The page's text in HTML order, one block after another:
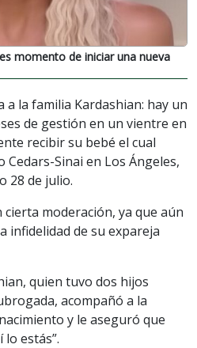
momento de iniciar una nueva
a la familia Kardashian: hay un
de gestión en un vientre en
recibir su bebé el cual
Cedars-Sinai en Los Ángeles,
28 de julio.
moderación, ya que aún
infidelidad de su expareja
quien tuvo dos hijos
acompañó a la
y le aseguró que
estás”.